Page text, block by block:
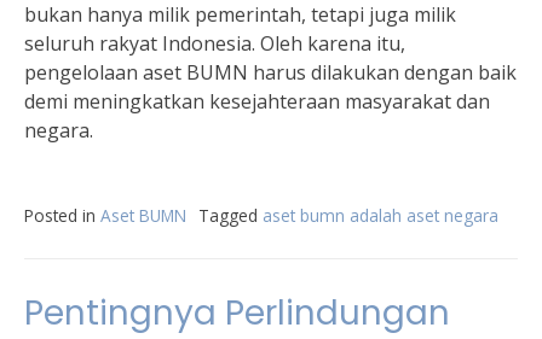
bukan hanya milik pemerintah, tetapi juga milik
seluruh rakyat Indonesia. Oleh karena itu,
pengelolaan aset BUMN harus dilakukan dengan baik
demi meningkatkan kesejahteraan masyarakat dan
negara.
Posted in Aset BUMN Tagged aset bumn adalah aset negara
Pentingnya Perlindungan